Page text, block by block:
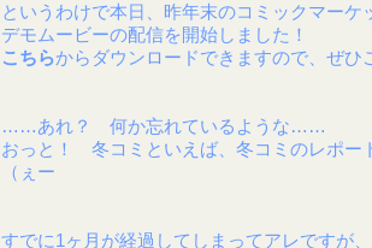
というわけで本日、昨年末のコミックマーケ
デモムービーの配信を開始しました！
こちらからダウンロードできますので、ぜひ
……あれ？ 何か忘れているような……
おっと！ 冬コミといえば、冬コミのレポー
（ぇー
すでに1ヶ月が経過してしまってアレですが